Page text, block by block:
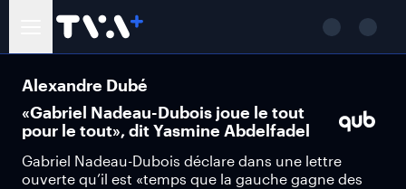
Alexandre Dubé
«Gabriel Nadeau-Dubois joue le tout
pour le tout», dit Yasmine Abdelfadel
Gabriel Nadeau-Dubois déclare dans une lettre
ouverte qu’il est «temps que la gauche gagne des